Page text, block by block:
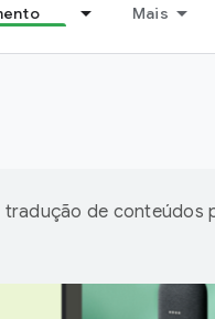
Mais
de conteúdos